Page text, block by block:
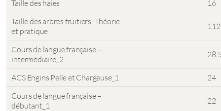
Taille des haies
16
Taille des arbres fruitiers -Théorie
et pratique
112
Cours de langue française –
intermédiaire_2
ACS Engins Pelle et Chargeuse_1
24
Cours de langue française –
débutant_1
22